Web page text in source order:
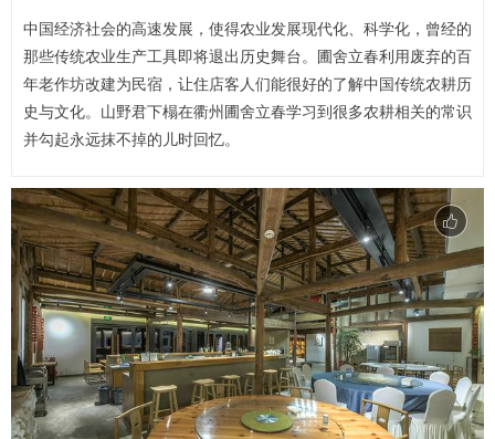
中国经济社会的高速发展，使得农业发展现代化、科学化，曾经的
那些传统农业生产工具即将退出历史舞台。圃舍立春利用废弃的百
年老作坊改建为民宿，让住店客人们能很好的了解中国传统农耕历
史与文化。山野君下榻在衢州圃舍立春学习到很多农耕相关的常识
并勾起永远抹不掉的儿时回忆。